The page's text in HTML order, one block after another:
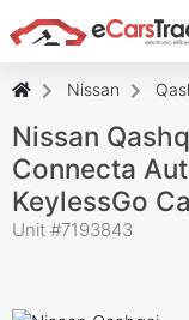
Installez
la à votre écran
Nissan
Nissan
Connecta
KeylessGo
Unit #7193843